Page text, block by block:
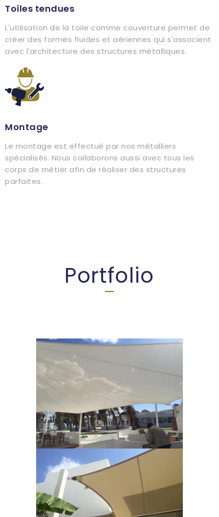
Toiles tendues
L'utilisation de la toile comme couverture permet de
créer des formes fluides et aériennes qui s'associent
avec l'architecture des structures métalliques.
Montage
Le montage est effectué par nos métalliers
spécialisés. Nous collaborons aussi avec tous les
corps de métier afin de réaliser des structures
parfaites.
Portfolio